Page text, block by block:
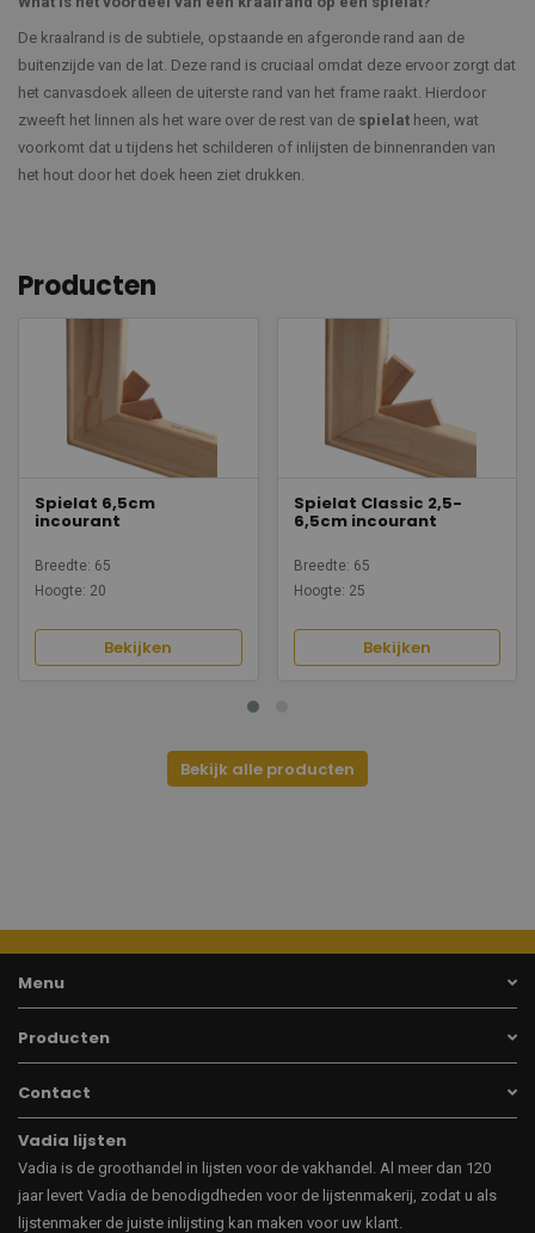
De kraalrand is de subtiele, opstaande en afgeronde rand aan de
buitenzijde van de lat. Deze rand is cruciaal omdat deze ervoor zorgt dat
het canvasdoek alleen de uiterste rand van het frame raakt. Hierdoor
zweeft het linnen als het ware over de rest van de spielat heen, wat
voorkomt dat u tijdens het schilderen of inlijsten de binnenranden van
het hout door het doek heen ziet drukken.
Producten
Spielat 6,5cm
incourant
Breedte: 65
Hoogte: 20
Bekijken
Spielat Classic 2,5-
6,5cm incourant
Breedte: 65
Hoogte: 25
Bekijken
Bekijk alle producten
Menu
Producten
Contact
Vadia lijsten
Vadia is de groothandel in lijsten voor de vakhandel. Al meer dan 120
jaar levert Vadia de benodigdheden voor de lijstenmakerij, zodat u als
lijstenmaker de juiste inlijsting kan maken voor uw klant.